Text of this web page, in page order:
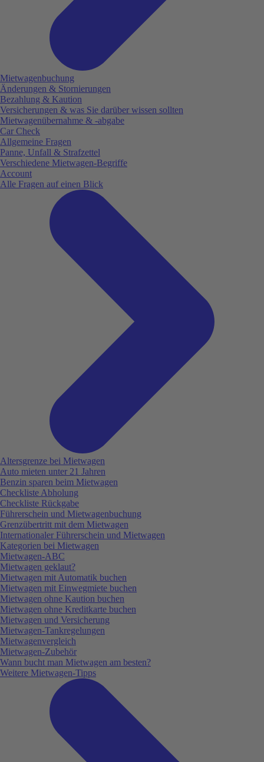
Mietwagenbuchung
Änderungen & Stornierungen
Bezahlung & Kaution
Versicherungen & was Sie darüber wissen sollten
Mietwagenübernahme & -abgabe
Car Check
Allgemeine Fragen
Panne, Unfall & Strafzettel
Verschiedene Mietwagen-Begriffe
Account
Alle Fragen auf einen Blick
Altersgrenze bei Mietwagen
Auto mieten unter 21 Jahren
Benzin sparen beim Mietwagen
Checkliste Abholung
Checkliste Rückgabe
Führerschein und Mietwagenbuchung
Grenzübertritt mit dem Mietwagen
Internationaler Führerschein und Mietwagen
Kategorien bei Mietwagen
Mietwagen-ABC
Mietwagen geklaut?
Mietwagen mit Automatik buchen
Mietwagen mit Einwegmiete buchen
Mietwagen ohne Kaution buchen
Mietwagen ohne Kreditkarte buchen
Mietwagen und Versicherung
Mietwagen-Tankregelungen
Mietwagenvergleich
Mietwagen-Zubehör
Wann bucht man Mietwagen am besten?
Weitere Mietwagen-Tipps